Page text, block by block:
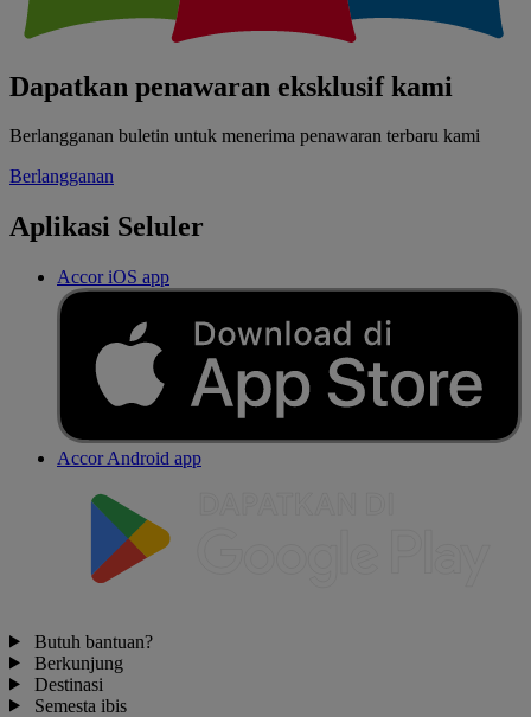
Dapatkan penawaran eksklusif kami
Berlangganan buletin untuk menerima penawaran terbaru kami
Berlangganan
Aplikasi Seluler
Accor iOS app
Accor Android app
Butuh bantuan?
Berkunjung
Destinasi
Semesta ibis